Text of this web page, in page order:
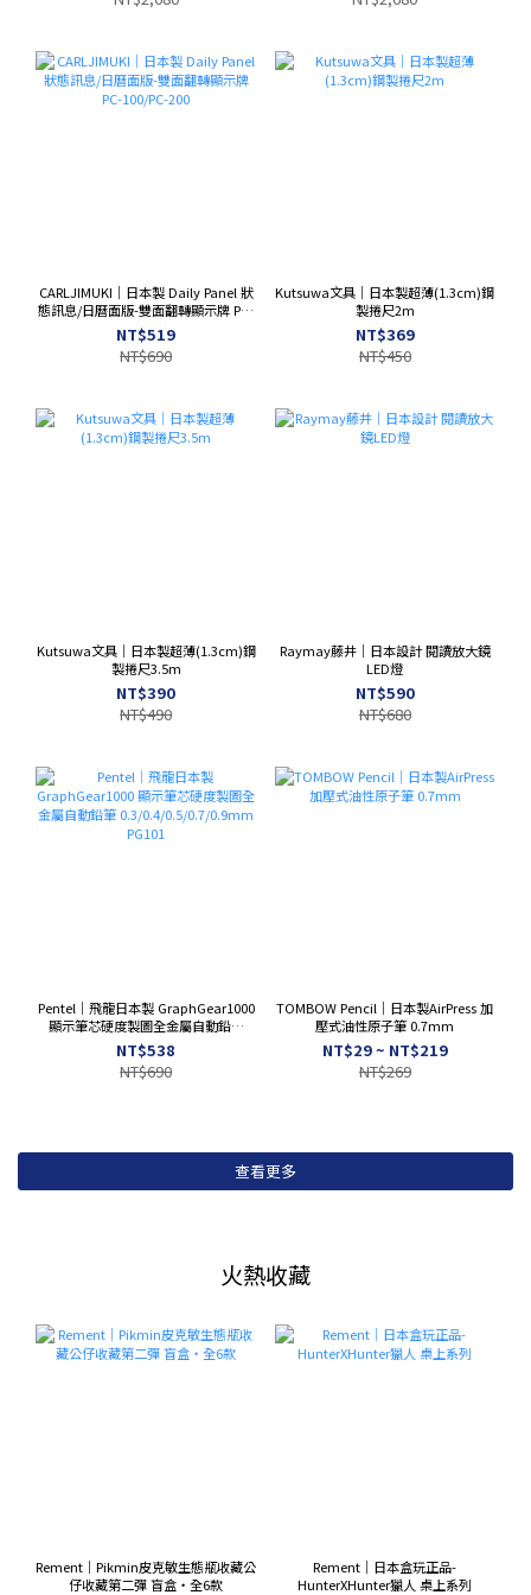
CARLJIMUKI｜日本製 Daily Panel 狀
態訊息/日曆面版-雙面翻轉顯示牌 PC-
100/PC-200
NT$519
NT$690
Kutsuwa文具｜日本製超薄(1.3cm)鋼
製捲尺2m
NT$369
NT$450
Kutsuwa文具｜日本製超薄(1.3cm)鋼
製捲尺3.5m
NT$390
NT$490
Raymay藤井｜日本設計 閱讀放大鏡
LED燈
NT$590
NT$680
Pentel｜飛龍日本製 GraphGear1000
顯示筆芯硬度製圖全金屬自動鉛筆
0.3/0.4/0.5/0.7/0.9mm PG101
NT$538
NT$690
TOMBOW Pencil｜日本製AirPress 加
壓式油性原子筆 0.7mm
NT$29 ~ NT$219
NT$269
查看更多
火熱收藏
Rement｜Pikmin皮克敏生態瓶收藏公
仔收藏第二彈 盲盒・全6款
Rement｜日本盒玩正品-
HunterXHunter獵人 桌上系列